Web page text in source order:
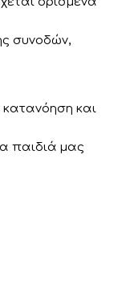
συνοδών,
και
παιδιά μας